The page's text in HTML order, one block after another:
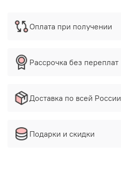
Оплата при получении
Рассрочка без переплат
Доставка по всей России
Подарки и скидки